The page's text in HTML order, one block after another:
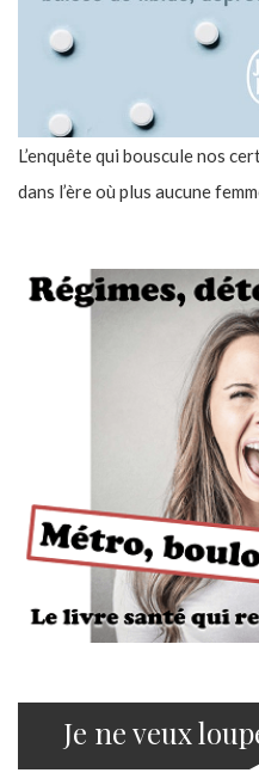
L’enquête qui bouscule nos
dans l’ère où plus aucune
Je ne veux